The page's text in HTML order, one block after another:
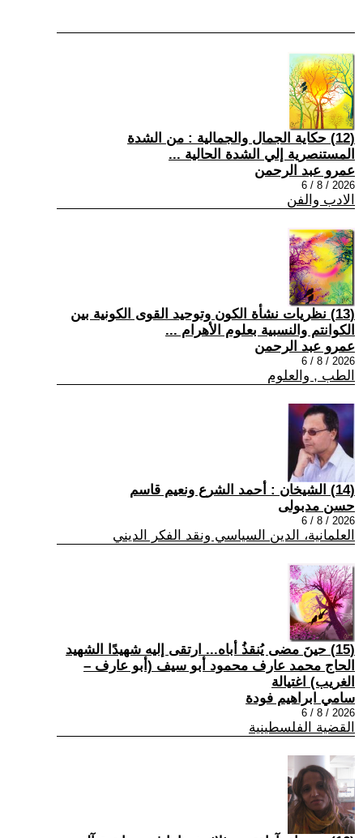
(12) حكاية الجمال والجمالية : من الشدة
المستنصرية إلي الشدة الحالية ...
عمرو عبد الرحمن
2026 / 8 / 6
الادب والفن
(13) نظريات نشأة الكون وتوحيد القوى الكونية بين
الكوانتم والنسبية بعلوم الأهرام ...
عمرو عبد الرحمن
2026 / 8 / 6
الطب , والعلوم
(14) الشيخان : أحمد الشرع ونعيم قاسم
حسن مدبولى
2026 / 8 / 6
العلمانية، الدين السياسي ونقد الفكر الديني
(15) حينَ مضى يُنقذُ أباه... ارتقى إليه شهيدًا الشهيد
الحاج محمد عارف محمود أبو سيف (أبو عارف –
الغريب) اغتيالة
سامي ابراهيم فودة
2026 / 8 / 6
القضية الفلسطينية